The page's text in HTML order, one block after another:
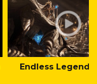
Endless Legend